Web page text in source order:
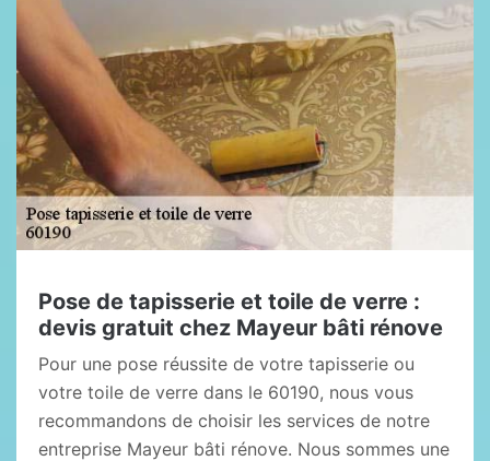
Pose de tapisserie et toile de verre :
devis gratuit chez Mayeur bâti rénove
Pour une pose réussite de votre tapisserie ou
votre toile de verre dans le 60190, nous vous
recommandons de choisir les services de notre
entreprise Mayeur bâti rénove. Nous sommes une